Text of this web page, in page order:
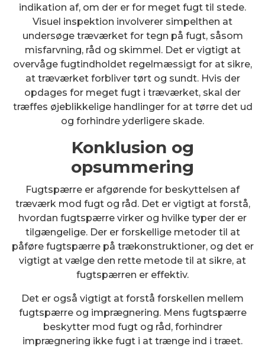
indikation af, om der er for meget fugt til stede.
Visuel inspektion involverer simpelthen at
undersøge træværket for tegn på fugt, såsom
misfarvning, råd og skimmel. Det er vigtigt at
overvåge fugtindholdet regelmæssigt for at sikre,
at træværket forbliver tørt og sundt. Hvis der
opdages for meget fugt i træværket, skal der
træffes øjeblikkelige handlinger for at tørre det ud
og forhindre yderligere skade.
Konklusion og
opsummering
Fugtspærre er afgørende for beskyttelsen af
træværk mod fugt og råd. Det er vigtigt at forstå,
hvordan fugtspærre virker og hvilke typer der er
tilgængelige. Der er forskellige metoder til at
påføre fugtspærre på trækonstruktioner, og det er
vigtigt at vælge den rette metode til at sikre, at
fugtspærren er effektiv.
Det er også vigtigt at forstå forskellen mellem
fugtspærre og imprægnering. Mens fugtspærre
beskytter mod fugt og råd, forhindrer
imprægnering ikke fugt i at trænge ind i træet.